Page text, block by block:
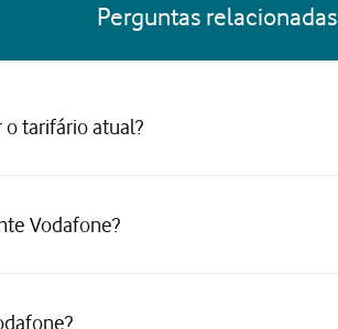
Perguntas relacionadas
o tarifário atual?
Vodafone?